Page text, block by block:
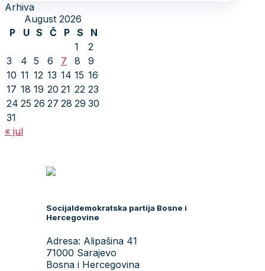
Arhiva
August 2026
P
U S Č P S
N
1
2
3
4 5 6 7 8
9
10 11 12 13 14 15 16
17 18 19 20 21 22 23
24 25 26 27 28 29 30
31
« jul
Socijaldemokratska partija Bosne i
Hercegovine
Adresa: Alipašina 41
71000 Sarajevo
Bosna i Hercegovina